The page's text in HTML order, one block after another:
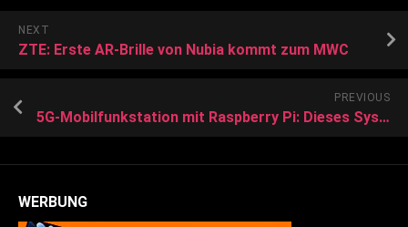
NEXT
ZTE: Erste AR-Brille von Nubia kommt zum MWC
PREVIOUS
5G-Mobilfunkstation mit Raspberry Pi: Dieses System stammt nicht von einem Bastler – sondern von Vodafone
WERBUNG